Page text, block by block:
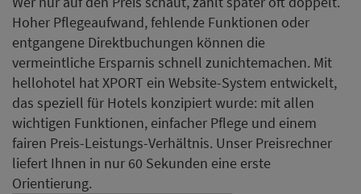
Hoher Pflegeaufwand, fehlende Funktionen oder
entgangene Direktbuchungen können die
vermeintliche Ersparnis schnell zunichtemachen. Mit
hellohotel hat XPORT ein Website-System entwickelt,
das speziell für Hotels konzipiert wurde: mit allen
wichtigen Funktionen, einfacher Pflege und einem
fairen Preis-Leistungs-Verhältnis. Unser Preisrechner
liefert Ihnen in nur 60 Sekunden eine erste
Orientierung.